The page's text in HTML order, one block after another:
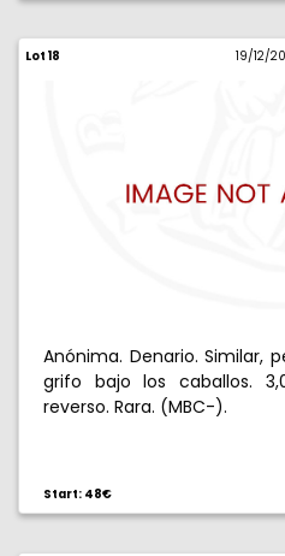
Lot 18 19/12/
Anónima. Denario. Similar,
grifo bajo los caballos.
reverso. Rara. (MBC-).
Start: 48€